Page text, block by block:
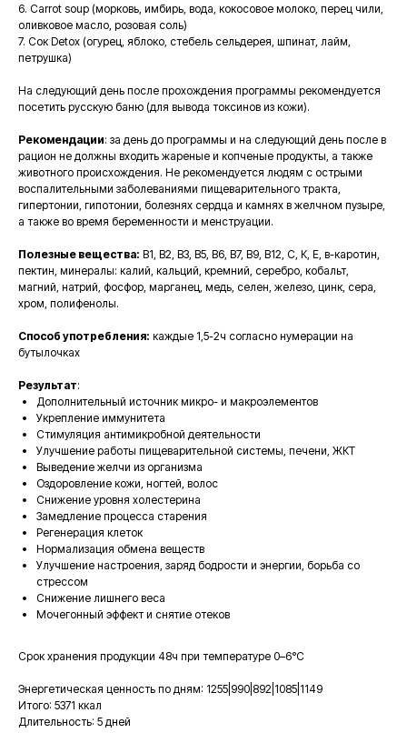
6. Carrot soup (морковь, имбирь, вода, кокосовое молоко, перец чили,
оливковое масло, розовая соль)
7. Сок Detox (огурец, яблоко, стебель сельдерея, шпинат, лайм,
петрушка)
На следующий день после прохождения программы рекомендуется
посетить русскую баню (для вывода токсинов из кожи).
Рекомендации: за день до программы и на следующий день после в
рацион не должны входить жареные и копченые продукты, а также
животного происхождения. Не рекомендуется людям с острыми
воспалительными заболеваниями пищеварительного тракта,
гипертонии, гипотонии, болезнях сердца и камнях в желчном пузыре,
а также во время беременности и менструации.
Полезные вещества: В1, В2, В3, В5, В6, В7, В9, В12, С, К, Е, в-каротин,
пектин, минералы: калий, кальций, кремний, серебро, кобальт,
магний, натрий, фосфор, марганец, медь, селен, железо, цинк, сера,
хром, полифенолы.
Способ употребления: каждые 1,5-2ч согласно нумерации на
бутылочках
Результат:
Дополнительный источник микро- и макроэлементов
Укрепление иммунитета
Стимуляция антимикробной деятельности
Улучшение работы пищеварительной системы, печени, ЖКТ
Выведение желчи из организма
Оздоровление кожи, ногтей, волос
Снижение уровня холестерина
Замедление процесса старения
Регенерация клеток
Нормализация обмена веществ
Улучшение настроения, заряд бодрости и энергии, борьба со
стрессом
Снижение лишнего веса
Мочегонный эффект и снятие отеков
Срок хранения продукции 48ч при температуре 0–6°C
Энергетическая ценность по дням: 1255|990|892|1085|1149
Итого: 5371 ккал
Длительность: 5 дней
С этим товаром
покупают